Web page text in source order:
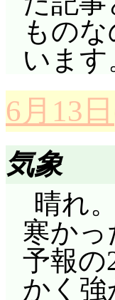
麒が
選ば
に, 楽
た。
いか?
原作
て分
ら陽
して
壁落
練」
「格
悪い
スが
クル
宗介
抜く
浮上
過ぎ
ーカ
さっ
です
たの
の価
ない
こと
こと
理由
た後
なお
もの
います
6月13
気象
晴れ
寒か
予報の
かく強